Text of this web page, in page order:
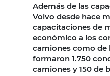
Además de las
Volvo desde hace
capacitaciones de
económico a los
camiones como de
formaron 1.750
camiones y 150 de